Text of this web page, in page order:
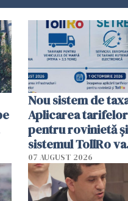
Nou sistem de
Aplicarea tarifelor
pentru rovinietă şi
sistemul TollRo va
începe la 1
07 AUGUST 2026